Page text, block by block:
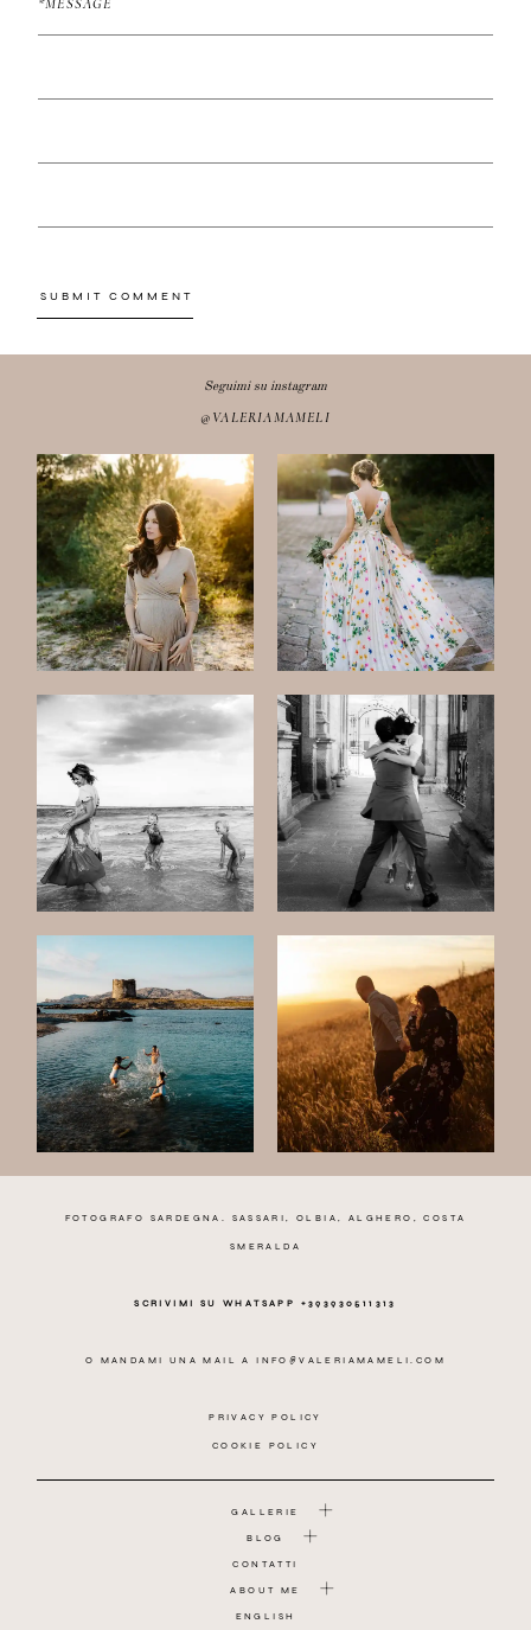
Seguimi su instagram
@VALERIAMAMELI
FOTOGRAFO SARDEGNA. SASSARI, OLBIA, ALGHERO, COSTA
SMERALDA
SCRIVIMI SU WHATSAPP +393930511313
O MANDAMI UNA MAIL AINFO@VALERIAMAMELI.COM
PRIVACY POLICY
COOKIE POLICY
GALLERIE
BLOG
CONTATTI
ABOUT ME
ENGLISH